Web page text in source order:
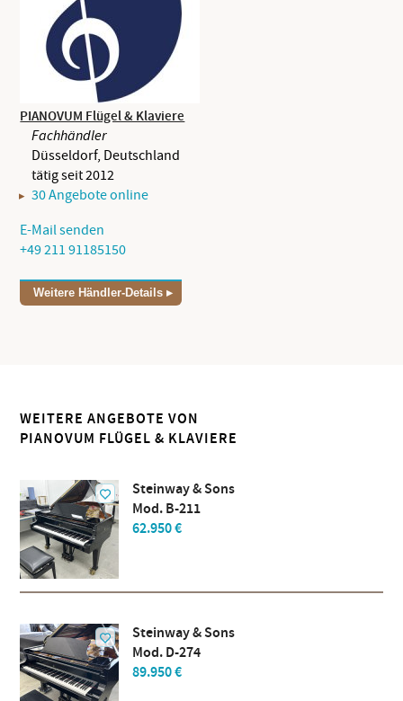
PIANOVUM Flügel & Klaviere
Fachhändler
Düsseldorf, Deutschland
tätig seit 2012
30 Angebote online
E-Mail senden
+49 211 91185150
Weitere Händler-Details
WEITERE ANGEBOTE VON
PIANOVUM FLÜGEL & KLAVIERE
Steinway & Sons
Mod. B-211
62.950 €
Steinway & Sons
Mod. D-274
89.950 €